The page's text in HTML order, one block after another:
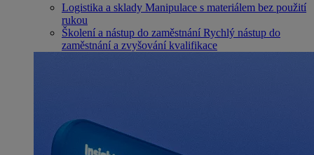
Logistika a sklady Manipulace s materiálem bez použití
rukou
Školení a nástup do zaměstnání Rychlý nástup do
zaměstnání a zvyšování kvalifikace